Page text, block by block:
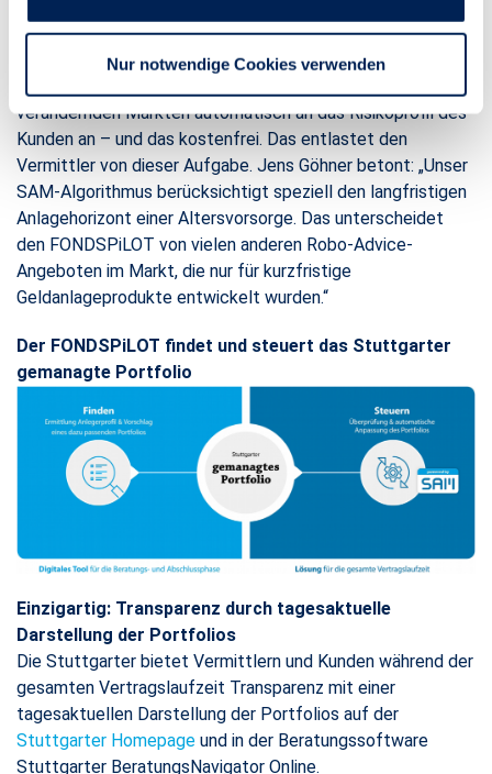
Nur notwendige Cookies verwenden
Management (SAM) managt das Portfolio während der
gesamten Vertragslaufzeit professionell: Er überprüft es
verändernden Märkten automatisch an das Risikoprofil des
Kunden an – und das kostenfrei. Das entlastet den
Vermittler von dieser Aufgabe. Jens Göhner betont: „Unser
SAM-Algorithmus berücksichtigt speziell den langfristigen
Anlagehorizont einer Altersvorsorge. Das unterscheidet
den FONDSPiLOT von vielen anderen Robo-Advice-
Angeboten im Markt, die nur für kurzfristige
Geldanlageprodukte entwickelt wurden.“
Der FONDSPiLOT findet und steuert das Stuttgarter
gemanagte Portfolio
Einzigartig: Transparenz durch tagesaktuelle
Darstellung der Portfolios
​​​​​​​Die Stuttgarter bietet Vermittlern und Kunden während der
gesamten Vertragslaufzeit Transparenz mit einer
tagesaktuellen Darstellung der Portfolios auf der
Stuttgarter Homepage und in der Beratungssoftware
Stuttgarter BeratungsNavigator Online.